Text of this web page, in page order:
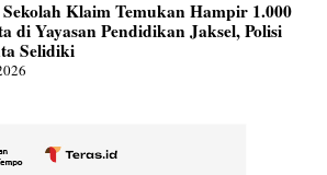
Klaim Temukan Hampir 1.000
di Yayasan Pendidikan Jaksel, Polisi
Selidiki